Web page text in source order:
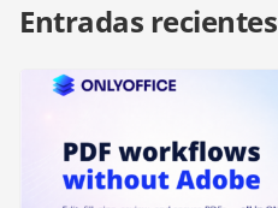
Entradas recientes